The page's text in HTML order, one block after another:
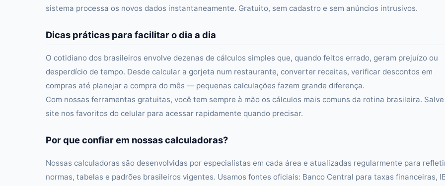
sistema processa os novos dados instantaneamente. Gratuito, sem cadastro e sem anúncios intrusivos.
Dicas práticas para facilitar o dia a dia
O cotidiano dos brasileiros envolve dezenas de cálculos simples que, quando feitos errado, geram prejuízo ou
desperdício de tempo. Desde calcular a gorjeta num restaurante, converter receitas, verificar descontos em
compras até planejar a compra do mês — pequenas calculações fazem grande diferença.
Com nossas ferramentas gratuitas, você tem sempre à mão os cálculos mais comuns da rotina brasileira.
site nos favoritos do celular para acessar rapidamente quando precisar.
Por que confiar em nossas calculadoras?
Nossas calculadoras são desenvolvidas por especialistas em cada área e atualizadas regularmente para
normas, tabelas e padrões brasileiros vigentes. Usamos fontes oficiais: Banco Central para taxas financeiras,